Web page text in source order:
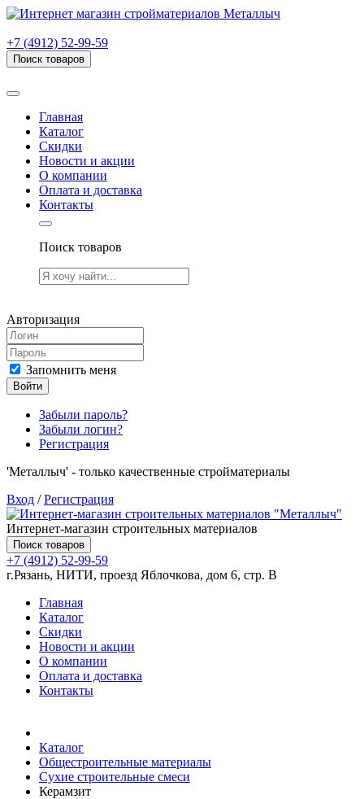
+7 (4912) 52-99-59
Поиск товаров
Главная
Каталог
Скидки
Новости и акции
О компании
Оплата и доставка
Контакты
Поиск товаров
Авторизация
Запомнить меня
Войти
Забыли пароль?
Забыли логин?
Регистрация
'Металлыч' - только качественные стройматериалы
Вход /Регистрация
Интернет-магазин строительных материалов
Поиск товаров
+7 (4912) 52-99-59
г.Рязань, НИТИ, проезд Яблочкова, дом 6, стр. В
Главная
Каталог
Скидки
Новости и акции
О компании
Оплата и доставка
Контакты
Каталог
Общестроительные материалы
Сухие строительные смеси
Керамзит